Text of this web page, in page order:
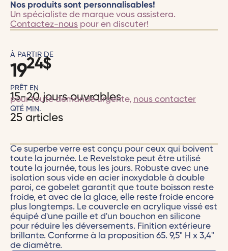
Nos produits sont personnalisables!
Un spécialiste de marque vous assistera.
Contactez-nouspour en discuter!
À PARTIR DE
1924$
PRÊT EN
15-20 jours ouvrables
pour toute demande urgente, nous contacter
QTÉ MIN.
25 articles
Ce superbe verre est conçu pour ceux qui boivent
toute la journée. Le Revelstoke peut être utilisé
toute la journée, tous les jours. Robuste avec une
isolation sous vide en acier inoxydable à double
paroi, ce gobelet garantit que toute boisson reste
froide, et avec de la glace, elle reste froide encore
plus longtemps. Le couvercle en acrylique vissé est
équipé d'une paille et d'un bouchon en silicone
pour réduire les déversements. Finition extérieure
brillante. Conforme à la proposition 65. 9,5" H x 3,4"
de diamètre.